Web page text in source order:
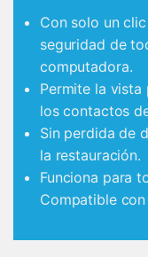
Con solo un
seguridad de
computadora.
Permite la
los contactos
Sin perdida de
la restauración.
Funciona para
Compatible